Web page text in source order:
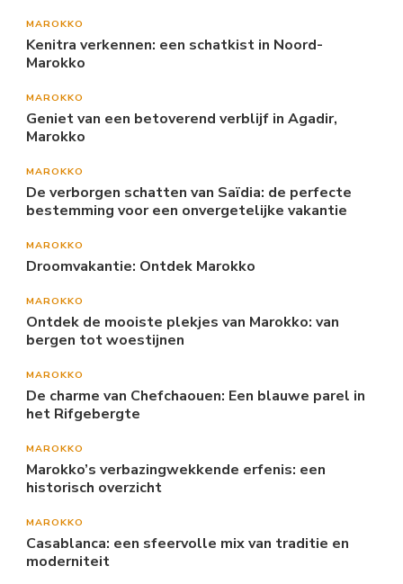
MAROKKO
Kenitra verkennen: een schatkist in Noord-
Marokko
MAROKKO
Geniet van een betoverend verblijf in Agadir,
Marokko
MAROKKO
De verborgen schatten van Saïdia: de perfecte
bestemming voor een onvergetelijke vakantie
MAROKKO
Droomvakantie: Ontdek Marokko
MAROKKO
Ontdek de mooiste plekjes van Marokko: van
bergen tot woestijnen
MAROKKO
De charme van Chefchaouen: Een blauwe parel in
het Rifgebergte
MAROKKO
Marokko’s verbazingwekkende erfenis: een
historisch overzicht
MAROKKO
Casablanca: een sfeervolle mix van traditie en
moderniteit